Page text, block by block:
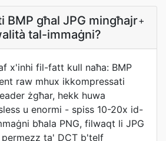
BMP għal JPG mingħajr
tal-immaġni?
+
x'inhi fil-fatt kull naħa: BMP
raw mhux ikkompressati
żgħar, hekk huwa
u enormi - spiss 10-20x id-
bħala PNG, filwaqt li JPG
permezz ta' DCT b'telf